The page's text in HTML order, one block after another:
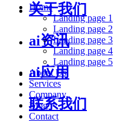
关于我们
ai资讯
ai应用
联系我们
Home
Landing page 1
Landing page 2
Landing page 3
Landing page 4
Landing page 5
About Us
Services
Company
Blog
Contact